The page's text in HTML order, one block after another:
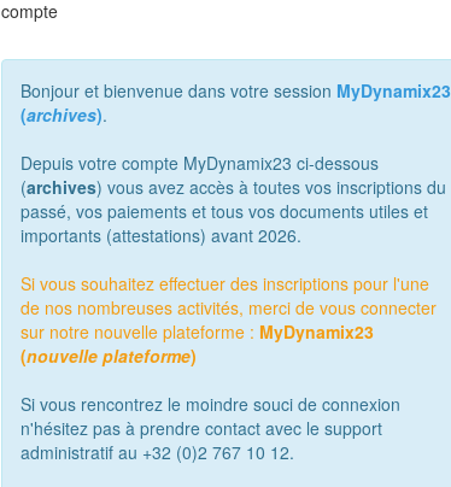
compte
Bonjour et bienvenue dans votre session MyDynamix23
(archives).
Depuis votre compte MyDynamix23 ci-dessous
(archives) vous avez accès à toutes vos inscriptions du
passé, vos paiements et tous vos documents utiles et
importants (attestations) avant 2026.
Si vous souhaitez effectuer des inscriptions pour l'une
de nos nombreuses activités, merci de vous connecter
sur notre nouvelle plateforme : MyDynamix23
(nouvelle plateforme)
Si vous rencontrez le moindre souci de connexion
n'hésitez pas à prendre contact avec le support
administratif au +32 (0)2 767 10 12.